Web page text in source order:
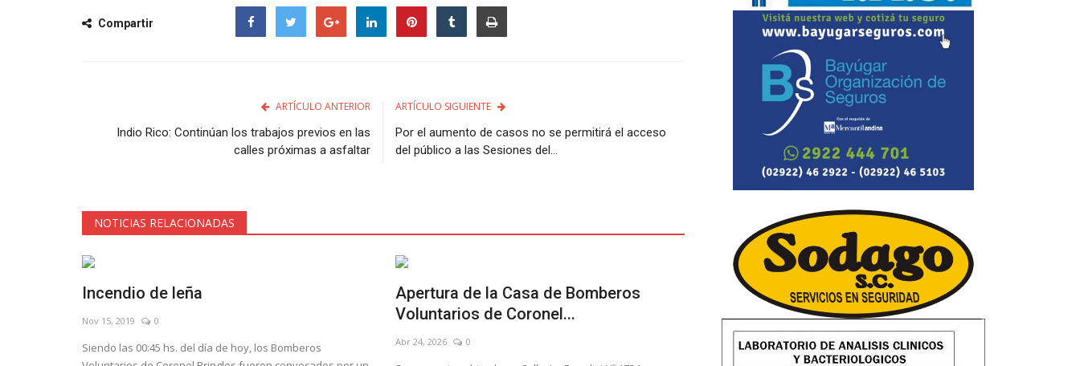
Compartir
ARTÍCULO ANTERIOR
Indio Rico: Continúan los trabajos previos en las
calles próximas a asfaltar
ARTÍCULO SIGUIENTE
Por el aumento de casos no se permitirá el acceso
del público a las Sesiones del...
NOTICIAS RELACIONADAS
Incendio de leña
Nov 15, 2019 0
Siendo las 00:45 hs. del día de hoy, los Bomberos
Apertura de la Casa de Bomberos
Voluntarios de Coronel...
Abr 24, 2026 0